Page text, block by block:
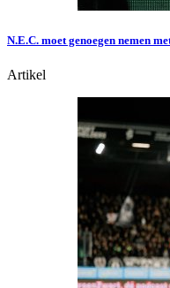
N.E.C. moet genoegen nemen
Artikel